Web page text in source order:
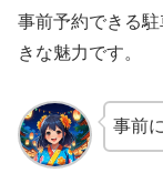
事前予約できる
きな魅力です。
事前